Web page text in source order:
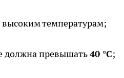
высоким температурам;
должна превышать40 °C;